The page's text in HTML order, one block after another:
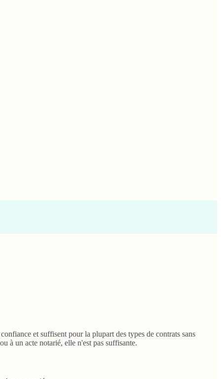
et suffisent pour la plupart des types de contrats sans
à un acte notarié, elle n'est pas suffisante.